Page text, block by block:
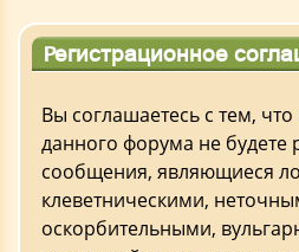
Регистрационное
Вы соглашаетесь с тем,
данного форума не будете
сообщения, являющиеся
клеветническими,
оскорбительными,